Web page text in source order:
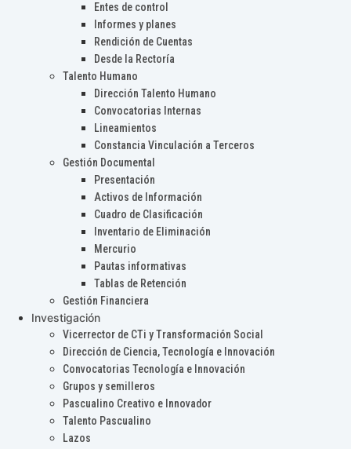
Entes de control
Informes y planes
Rendición de Cuentas
Desde la Rectoría
Talento Humano
Dirección Talento Humano
Convocatorias Internas
Lineamientos
Constancia Vinculación a Terceros
Gestión Documental
Presentación
Activos de Información
Cuadro de Clasificación
Inventario de Eliminación
Mercurio
Pautas informativas
Tablas de Retención
Gestión Financiera
Investigación
Vicerrector de CTi y Transformación Social
Dirección de Ciencia, Tecnología e Innovación
Convocatorias Tecnología e Innovación
Grupos y semilleros
Pascualino Creativo e Innovador
Talento Pascualino
Lazos